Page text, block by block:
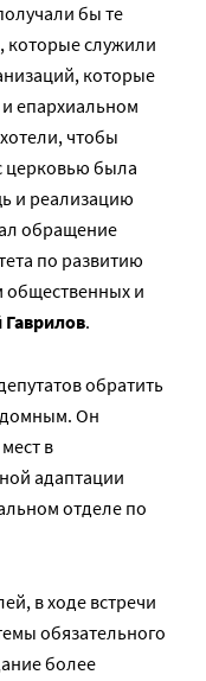
бы те
служили
которые
епархиальном
чтобы
церковью была
и реализацию
обращение
по развитию
общественных и
Гаврилов.
обратить
Он
в
адаптации
отделе по
в ходе встречи
обязательного
более